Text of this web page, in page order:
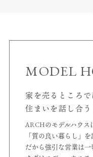
MODEL
家を売るところで
住まいを話し合う
ARCHのモデルハウス
「質の良い暮らし」を
だから強引な営業は一